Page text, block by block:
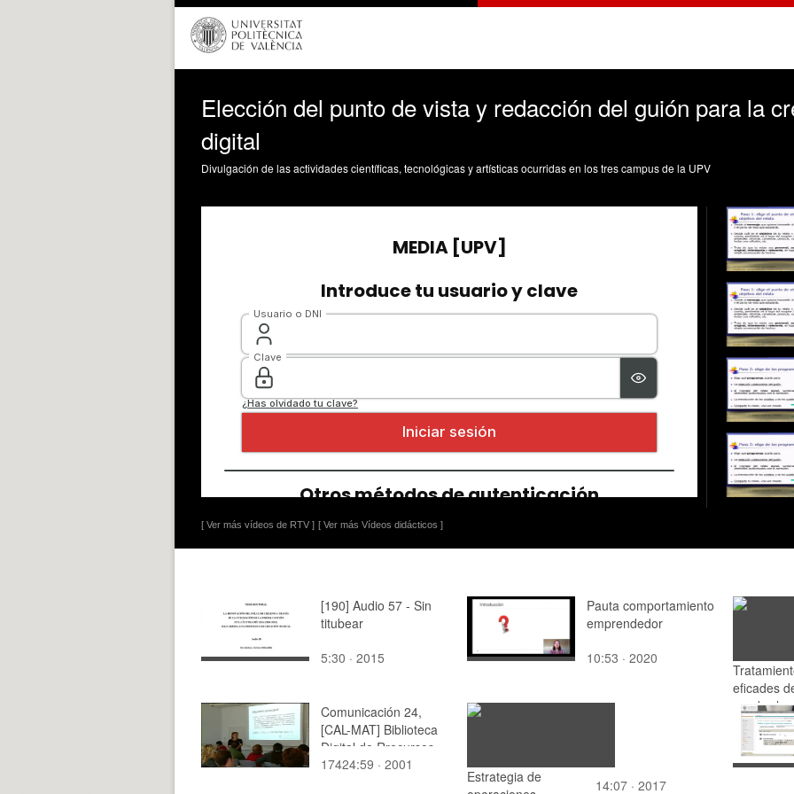
Elección del punto de vista y redacción del guión para la
digital
Divulgación de las actividades científicas, tecnológicas y artísticas ocurridas en los tres campus de la UPV
[ Ver más vídeos de RTV ] [ Ver más Vídeos didácticos ]
[190] Audio 57 - Sin
titubear
5:30 · 2015
Pauta comportamiento
emprendedor
10:53 · 2020
eficades
cerebrales
Comunicación 24,
[CAL-MAT] Biblioteca
Digital de Rrecursos
de Información,
17424:59 · 2001
Estrategia de
14:07 · 2017